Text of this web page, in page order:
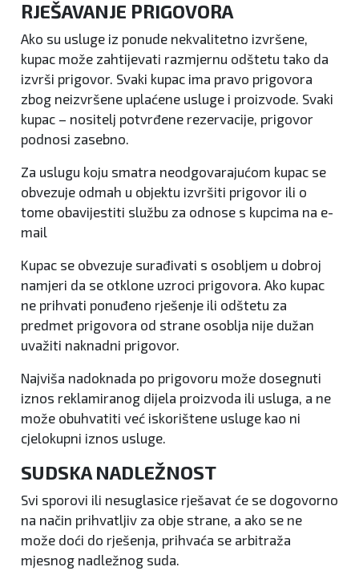
RJEŠAVANJE PRIGOVORA
Ako su usluge iz ponude nekvalitetno izvršene,
kupac može zahtijevati razmjernu odštetu tako da
izvrši prigovor. Svaki kupac ima pravo prigovora
zbog neizvršene uplaćene usluge i proizvode. Svaki
kupac – nositelj potvrđene rezervacije, prigovor
podnosi zasebno.
Za uslugu koju smatra neodgovarajućom kupac se
obvezuje odmah u objektu izvršiti prigovor ili o
tome obavijestiti službu za odnose s kupcima na e-
mail
Kupac se obvezuje surađivati s osobljem u dobroj
namjeri da se otklone uzroci prigovora. Ako kupac
ne prihvati ponuđeno rješenje ili odštetu za
predmet prigovora od strane osoblja nije dužan
uvažiti naknadni prigovor.
Najviša nadoknada po prigovoru može dosegnuti
iznos reklamiranog dijela proizvoda ili usluga, a ne
može obuhvatiti već iskorištene usluge kao ni
cjelokupni iznos usluge.
SUDSKA NADLEŽNOST
Svi sporovi ili nesuglasice rješavat će se dogovorno
na način prihvatljiv za obje strane, a ako se ne
može doći do rješenja, prihvaća se arbitraža
mjesnog nadležnog suda.